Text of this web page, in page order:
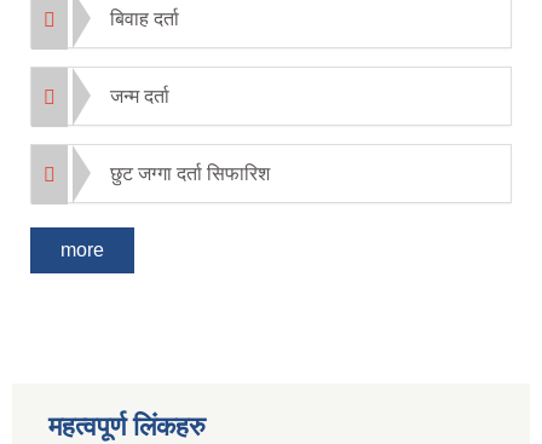
बिवाह दर्ता
जन्म दर्ता
छुट जग्गा दर्ता सिफारिश
more
महत्वपूर्ण लिंकहरु